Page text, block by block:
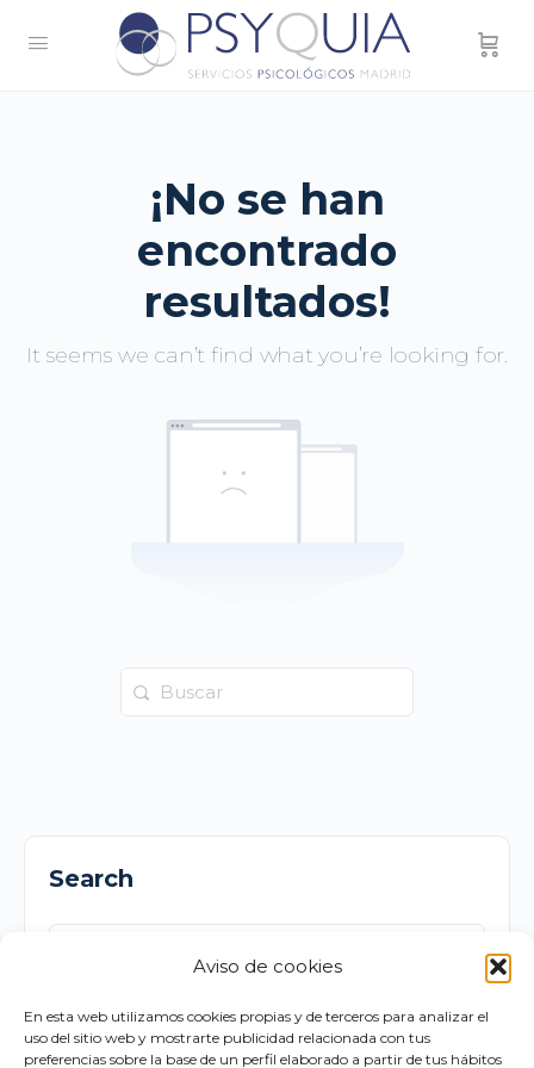
Aviso de cookies
En esta web utilizamos cookies propias y de terceros para analizar el
uso del sitio web y mostrarte publicidad relacionada con tus
preferencias sobre la base de un perfil elaborado a partir de tus hábitos
¡No se han
encontrado
resultados!
It seems we can’t find what you’re looking for.
Buscar:
Search
Buscar: